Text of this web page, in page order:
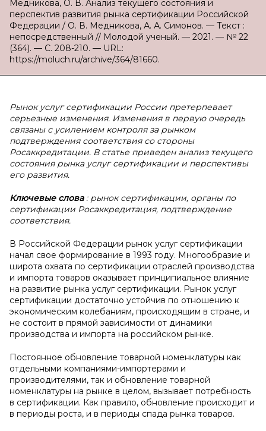
Медникова, О. В. Анализ текущего состояния и
перспектив развития рынка сертификации Российской
Федерации / О. В. Медникова, А. А. Симонов. — Текст :
непосредственный // Молодой ученый. — 2021. — № 22
(364). — С. 208-210. — URL:
https://moluch.ru/archive/364/81660.
Рынок услуг сертификации России претерпевает
серьезные изменения. Изменения в первую очередь
связаны с усилением контроля за рынком
подтверждения соответствия со стороны
Росаккредитации. В статье приведен анализ текущего
состояния рынка услуг сертификации и перспективы
его развития.
Ключевые слова : рынок сертификации, органы по
сертификации Росаккредитация, подтверждение
соответствия.
В Российской Федерации рынок услуг сертификации
начал свое формирование в 1993 году. Многообразие и
широта охвата по сертификации отраслей производства
и импорта товаров оказывает принципиальное влияние
на развитие рынка услуг сертификации. Рынок услуг
сертификации достаточно устойчив по отношению к
экономическим колебаниям, происходящим в стране, и
не состоит в прямой зависимости от динамики
производства и импорта на российском рынке.
Постоянное обновление товарной номенклатуры как
отдельными компаниями-импортерами и
производителями, так и обновление товарной
номенклатуры на рынке в целом, вызывает потребность
в сертификации. Как правило, обновление происходит и
в периоды роста, и в периоды спада рынка товаров.